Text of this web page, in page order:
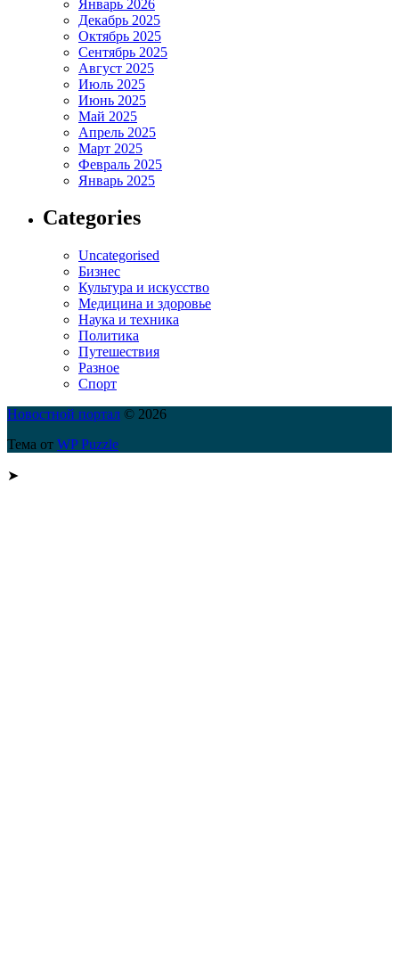
Январь 2026
Декабрь 2025
Октябрь 2025
Сентябрь 2025
Август 2025
Июль 2025
Июнь 2025
Май 2025
Апрель 2025
Март 2025
Февраль 2025
Январь 2025
Categories
Uncategorised
Бизнес
Культура и искусство
Медицина и здоровье
Наука и техника
Политика
Путешествия
Разное
Спорт
Новостной портал © 2026
Тема от WP Puzzle
➤